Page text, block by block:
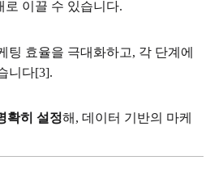
로 이끌 수 있습니다.
팅 효율을 극대화하고, 각 단계에
니다[3].
확히 설정해, 데이터 기반의 마케